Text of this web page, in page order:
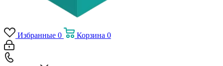
Избранные 0 Корзина 0